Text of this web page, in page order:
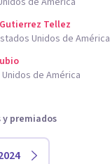
Tellez
Unidos de América
de América
y premiados